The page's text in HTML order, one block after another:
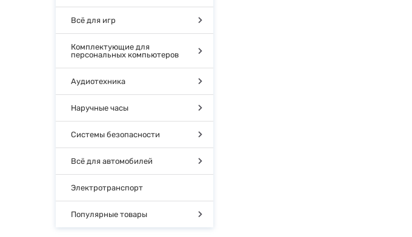
Всё для игр
Комплектующие для
персональных компьютеров
Аудиотехника
Наручные часы
Системы безопасности
Всё для автомобилей
Электротранспорт
Популярные товары